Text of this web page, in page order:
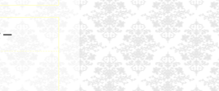
ー